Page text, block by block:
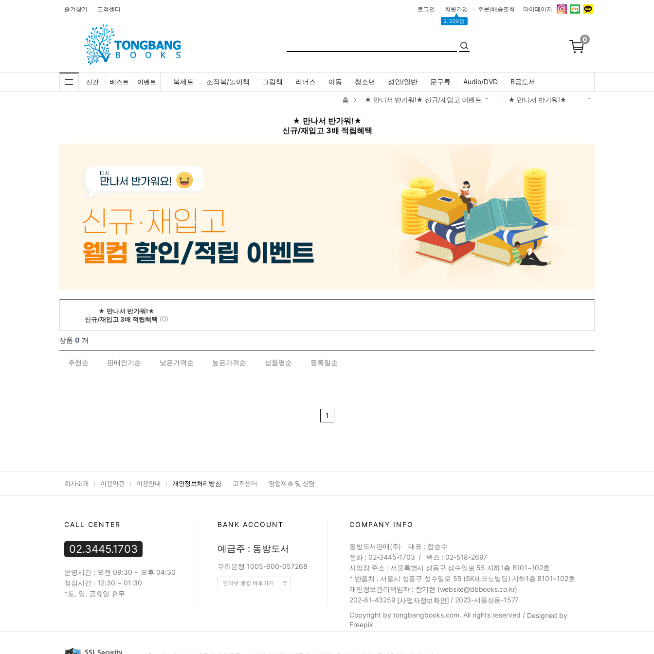
즐겨찾기 고객센터 로그인 회원가입
▲
2,000점
주문/배송조회 마이페이지
0
신간 베스트 이벤트 북세트 조작북/놀이책 그림책 리더스 아동 청소년 성인/일반 문구류 Audio/DVD B급도서
홈 ★ 만나서 반가워!★ 신규/재입고 이벤트
★ 만나서 반가워!★
★ 만나서 반가워!★
신규/재입고 3배 적립혜택
★ 만나서 반가워!★
신규/재입고 3배 적립혜택 (0)
상품 0 개
추천순 판매인기순 낮은가격순 높은가격순 상품평순 등록일순
1
회사소개 이용약관 이용안내 개인정보처리방침 고객센터 영업제휴 및 상담
CALL CENTER
02.3445.1703
운영시간 : 오전 09:30 ~ 오후 04:30
점심시간 : 12:30 ~ 01:30
*토, 일, 공휴일 휴무
BANK ACCOUNT
예금주 : 동방도서
우리은행 1005-600-057268
인터넷 뱅킹 바로가기
COMPANY INFO
동방도서판매(주) 대표 : 함승수
전화 : 02-3445-1703 / 팩스 : 02-518-2697
사업장 주소 : 서울특별시 성동구 성수일로 55 지하1층 B101~102호
* 반품처 : 서울시 성동구 성수일로 55 (SK테크노빌딩) 지하1층 B101~102호
개인정보관리책임자 : 함기현 (website@dbbooks.co.kr)
202-81-43259 [사업자정보확인] / 2023-서울성동-1577
Copyright by tongbangbooks.com. All rights reserved / Designed by
Freepik